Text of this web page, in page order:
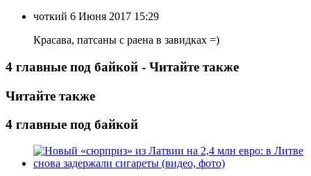
чоткий 6 Июня 2017 15:29
Красава, патсаны с раена в завидках =)
4 главные под байкой - Читайте также
Читайте также
4 главные под байкой